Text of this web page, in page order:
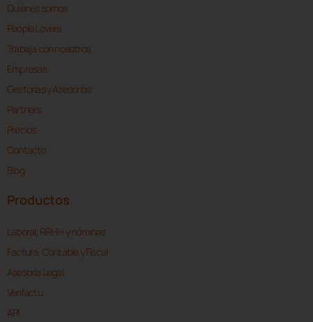
Quiénes somos
People Lovers
Trabaja con nosotros
Empresas
Gestorías y Asesorías
Partners
Precios
Contacto
Blog
Productos
Laboral, RRHH y nóminas
Factura, Contable y Fiscal
Asesoría Legal
Verifactu
API